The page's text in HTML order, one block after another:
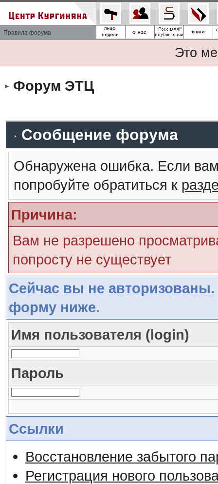
Правила форума
Это
Форум ЭТЦ
Сообщение форума
Обнаружена ошибка. Если
попробуйте обратиться к
Причина:
Вам не разрешено
попросту не существует
Сейчас вы не авторизованы.
форму ниже.
Имя пользователя (login)
Пароль
Ссылки
Восстановление забытого
Регистрация нового